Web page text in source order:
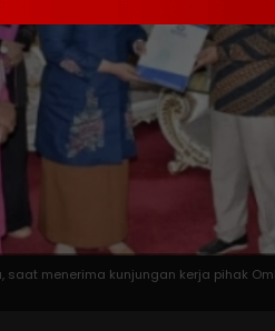
saat menerima kunjungan kerja pihak